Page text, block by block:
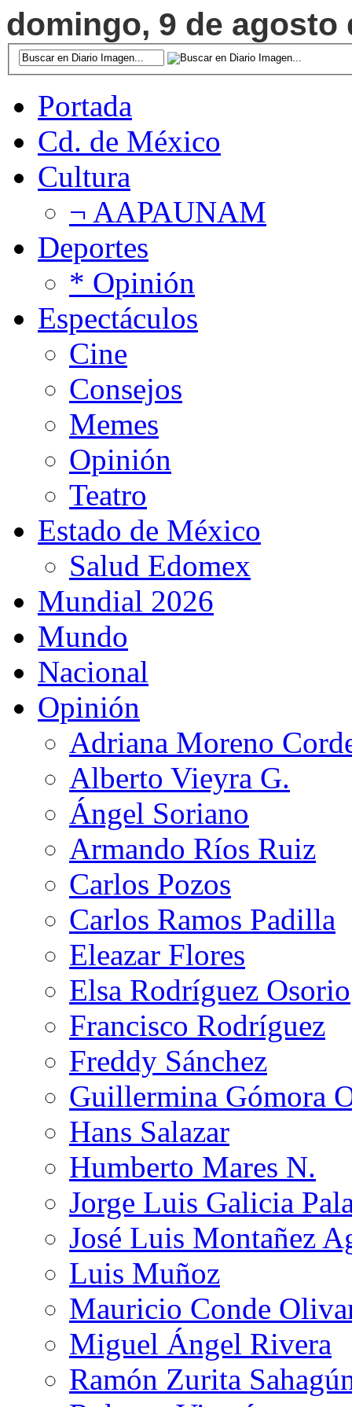
domingo, 9 de agosto
Portada
Cd. de México
Cultura
¬ AAPAUNAM
Deportes
* Opinión
Espectáculos
Cine
Consejos
Memes
Opinión
Teatro
Estado de México
Salud Edomex
Mundial 2026
Mundo
Nacional
Opinión
Adriana Moreno
Alberto Vieyra G.
Ángel Soriano
Armando Ríos Ruiz
Carlos Pozos
Carlos Ramos Padilla
Eleazar Flores
Elsa Rodríguez Osorio
Francisco Rodríguez
Freddy Sánchez
Guillermina Gómora
Hans Salazar
Humberto Mares N.
Jorge Luis Galicia
José Luis Montañez
Luis Muñoz
Mauricio Conde
Miguel Ángel Rivera
Ramón Zurita